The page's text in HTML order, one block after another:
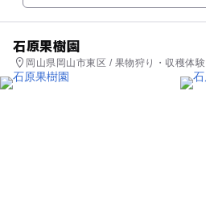
石原果樹園
岡山県岡山市東区 / 果物狩り・収穫体験